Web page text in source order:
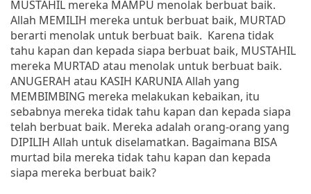
MUSTAHIL mereka MAMPU menolak berbuat baik.
Allah MEMILIH mereka untuk berbuat baik, MURTAD
berarti menolak untuk berbuat baik. Karena tidak
tahu kapan dan kepada siapa berbuat baik, MUSTAHIL
mereka MURTAD atau menolak untuk berbuat baik.
ANUGERAH atau KASIH KARUNIA Allah yang
MEMBIMBING mereka melakukan kebaikan, itu
sebabnya mereka tidak tahu kapan dan kepada siapa
telah berbuat baik. Mereka adalah orang-orang yang
DIPILIH Allah untuk diselamatkan. Bagaimana BISA
murtad bila mereka tidak tahu kapan dan kepada
siapa mereka berbuat baik?